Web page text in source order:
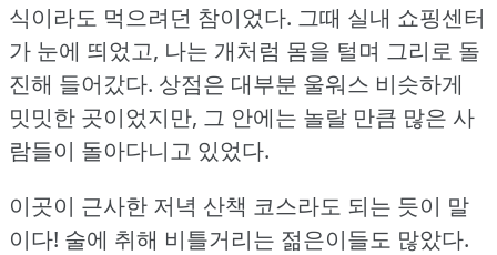
식이라도 먹으려던 참이었다. 그때 실내 쇼핑센터
가 눈에 띄었고, 나는 개처럼 몸을 털며 그리로 돌
진해 들어갔다. 상점은 대부분 울워스 비슷하게
밋밋한 곳이었지만, 그 안에는 놀랄 만큼 많은 사
람들이 돌아다니고 있었다.
이곳이 근사한 저녁 산책 코스라도 되는 듯이 말
이다! 술에 취해 비틀거리는 젊은이들도 많았다.